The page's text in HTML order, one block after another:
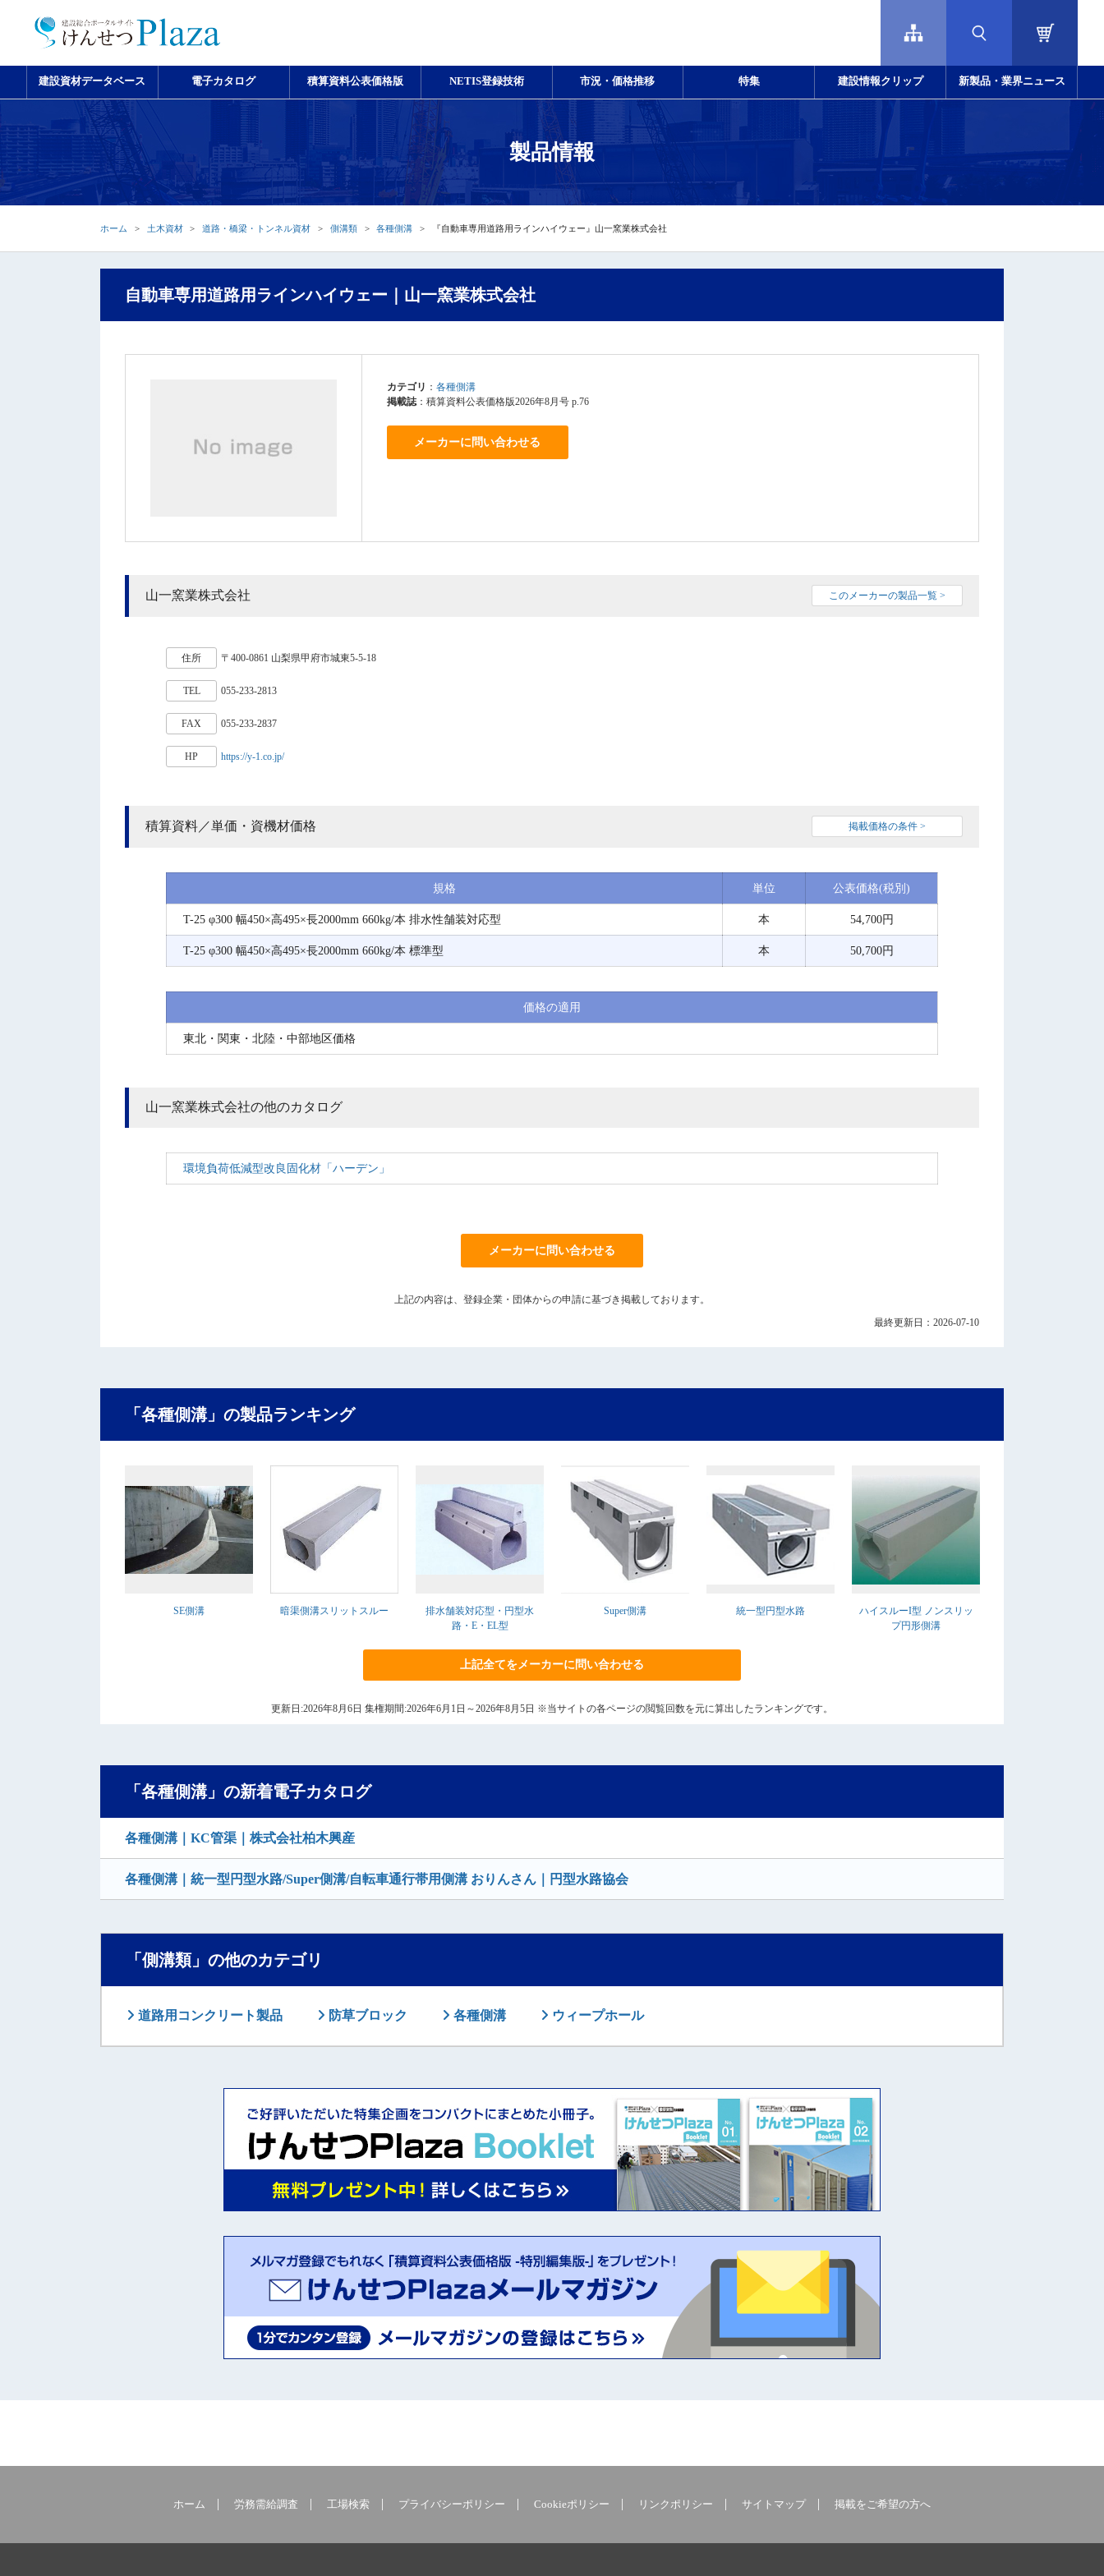
建設資材データベース 電子カタログ 積算資料公表価格版 NETIS登録技術 市況・価格推移 特集 建設情報クリップ 新製品・業界ニュース
製品情報
ホーム 土木資材 道路・橋梁・トンネル資材 側溝類 各種側溝 『自動車専用道路用ラインハイウェー』山一窯業株式会社
自動車専用道路用ラインハイウェー｜山一窯業株式会社
カテゴリ ： 各種側溝
掲載誌：積算資料公表価格版2026年8月号 p.76
メーカーに問い合わせる
山一窯業株式会社 このメーカーの製品一覧 >
住所 〒400-0861 山梨県甲府市城東5-5-18
TEL 055-233-2813
FAX 055-233-2837
HP https://y-1.co.jp/
積算資料／単価・資機材価格 掲載価格の条件 >
規格 単位 公表価格(税別)
T-25 φ300 幅450×高495×長2000mm 660kg/本 排水性舗装対応型 本 54,700円
T-25 φ300 幅450×高495×長2000mm 660kg/本 標準型 本 50,700円
価格の適用
東北・関東・北陸・中部地区価格
山一窯業株式会社の他のカタログ
環境負荷低減型改良固化材「ハーデン」
メーカーに問い合わせる
上記の内容は、登録企業・団体からの申請に基づき掲載しております。
最終更新日：2026-07-10
「各種側溝」の製品ランキング
SE側溝 暗渠側溝スリットスルー
排水舗装対応型・円型水
路・E・EL型
Super側溝 統一型円型水路
ハイスルーI型 ノンスリッ
プ円形側溝
上記全てをメーカーに問い合わせる
更新日:2026年8月6日 集権期間:2026年6月1日～2026年8月5日 ※当サイトの各ページの閲覧回数を元に算出したランキングです。
「各種側溝」の新着電子カタログ
各種側溝｜KC管渠｜株式会社柏木興産
各種側溝｜統一型円型水路/Super側溝/自転車通行帯用側溝 おりんさん｜円型水路協会
「側溝類」の他のカテゴリ
道路用コンクリート製品 防草ブロック 各種側溝 ウィープホール
ホーム 労務需給調査 工場検索 プライバシーポリシー Cookieポリシー リンクポリシー サイトマップ 掲載をご希望の方へ